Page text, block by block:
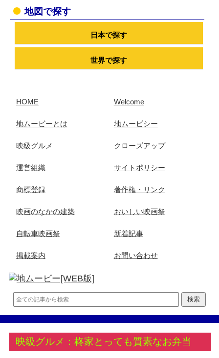
地図で探す
日本で探す
世界で探す
HOME Welcome
地ムービーとは 地ムービシー
映級グルメ クローズアップ
運営組織 サイトポリシー
商標登録 著作権・リンク
映画のなかの建築 おいしい映画祭
自転車映画祭 新着記事
掲載案内 お問い合わせ
映級グルメ：柊家とっても質素なお弁当